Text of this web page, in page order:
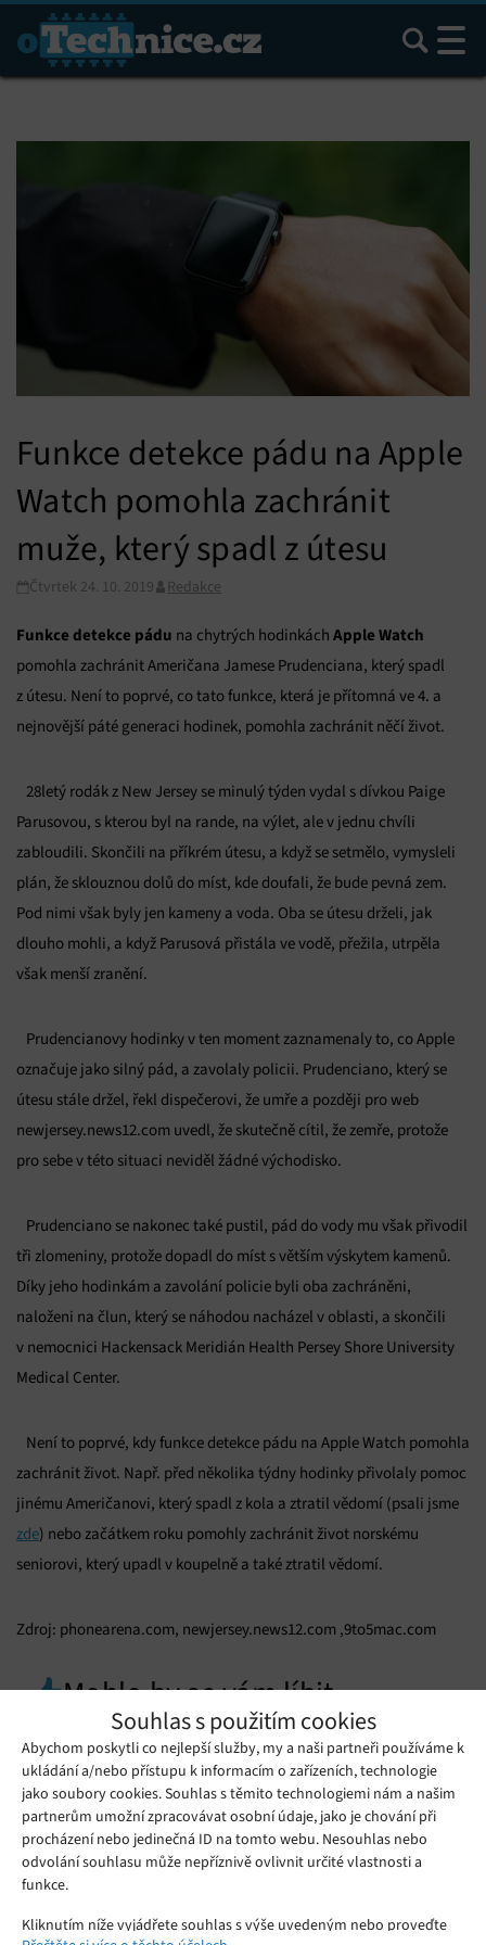
Souhlas s použitím cookies
Abychom poskytli co nejlepší služby, my a naši partneři používáme k
ukládání a/nebo přístupu k informacím o zařízeních, technologie
jako soubory cookies. Souhlas s těmito technologiemi nám a našim
partnerům umožní zpracovávat osobní údaje, jako je chování při
procházení nebo jedinečná ID na tomto webu. Nesouhlas nebo
odvolání souhlasu může nepříznivě ovlivnit určité vlastnosti a
funkce.
Kliknutím níže vyjádřete souhlas s výše uvedeným nebo proveďte
Hledat
Funkce detekce pádu na Apple
Watch pomohla zachránit
muže, který spadl z útesu
Čtvrtek 24. 10. 2019 Redakce
Funkce detekce pádu na chytrých hodinkách Apple Watch
pomohla zachránit Američana Jamese Prudenciana, který spadl
z útesu. Není to poprvé, co tato funkce, která je přítomná ve 4. a
nejnovější páté generaci hodinek, pomohla zachránit něčí život.
28letý rodák z New Jersey se minulý týden vydal s dívkou Paige
Parusovou, s kterou byl na rande, na výlet, ale v jednu chvíli
zabloudili. Skončili na příkrém útesu, a když se setmělo, vymysleli
plán, že sklouznou dolů do míst, kde doufali, že bude pevná zem.
Pod nimi však byly jen kameny a voda. Oba se útesu drželi, jak
dlouho mohli, a když Parusová přistála ve vodě, přežila, utrpěla
však menší zranění.
Prudencianovy hodinky v ten moment zaznamenaly to, co Apple
označuje jako silný pád, a zavolaly policii. Prudenciano, který se
útesu stále držel, řekl dispečerovi, že umře a později pro web
newjersey.news12.com uvedl, že skutečně cítil, že zemře, protože
pro sebe v této situaci neviděl žádné východisko.
Prudenciano se nakonec také pustil, pád do vody mu však přivodil
tři zlomeniny, protože dopadl do míst s větším výskytem kamenů.
Díky jeho hodinkám a zavolání policie byli oba zachráněni,
naloženi na člun, který se náhodou nacházel v oblasti, a skončili
v nemocnici Hackensack Meridián Health Persey Shore University
Medical Center.
Není to poprvé, kdy funkce detekce pádu na Apple Watch pomohla
zachránit život. Např. před několika týdny hodinky přivolaly pomoc
jinému Američanovi, který spadl z kola a ztratil vědomí (psali jsme
zde) nebo začátkem roku pomohly zachránit život norskému
seniorovi, který upadl v koupelně a také ztratil vědomí.
Zdroj: phonearena.com, newjersey.news12.com ,9to5mac.com
Mohlo by se vám líbit